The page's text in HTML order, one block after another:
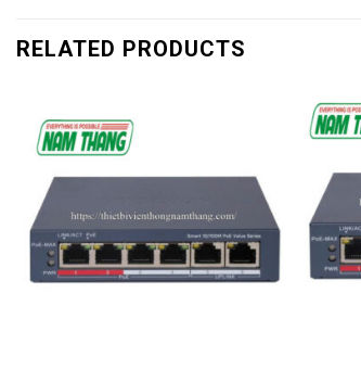
RELATED PRODUCTS